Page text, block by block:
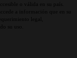
o válida en su país.
a información que en su
legal,
su uso.